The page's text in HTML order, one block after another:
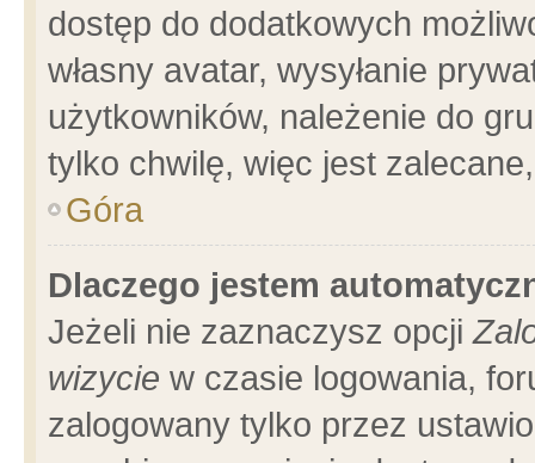
dostęp do dodatkowych
własny avatar, wysyłanie
użytkowników, należenie do
tylko chwilę, więc jest
Góra
Dlaczego jestem
Jeżeli nie zaznaczysz opcji
wizycie w czasie logowania,
zalogowany tylko przez